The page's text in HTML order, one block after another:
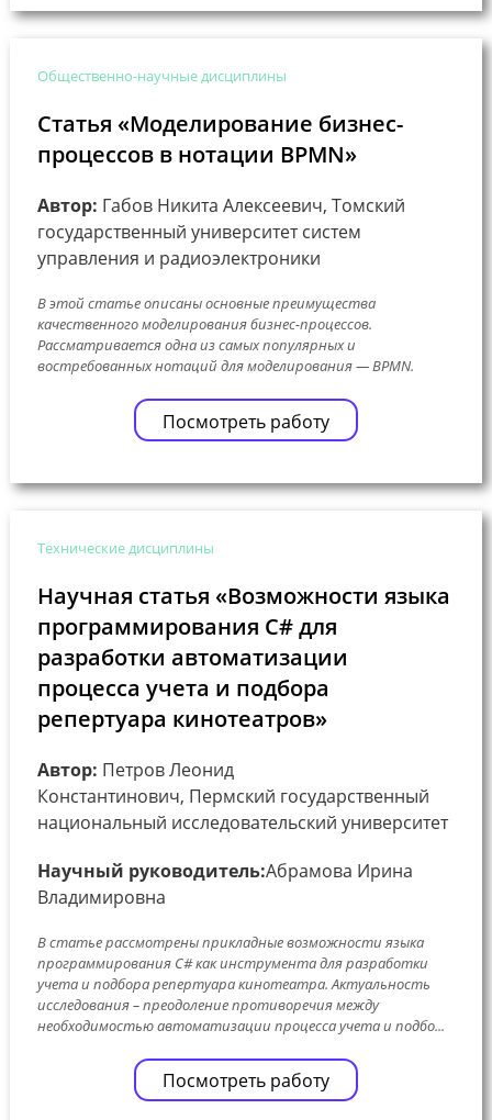
Общественно-научные дисциплины
Статья «Моделирование бизнес-
процессов в нотации BPMN»
Автор: Габов Никита Алексеевич, Томский
государственный университет систем
управления и радиоэлектроники
В этой статье описаны основные преимущества
качественного моделирования бизнес-процессов.
Рассматривается одна из самых популярных и
востребованных нотаций для моделирования — BPMN.
Посмотреть работу
Технические дисциплины
Научная статья «Возможности языка
программирования C# для
разработки автоматизации
процесса учета и подбора
репертуара кинотеатров»
Автор: Петров Леонид
Константинович, Пермский государственный
национальный исследовательский университет
Научный руководитель:Абрамова Ирина
Владимировна
В статье рассмотрены прикладные возможности языка
программирования С# как инструмента для разработки
учета и подбора репертуара кинотеатра. Актуальность
исследования – преодоление противоречия между
необходимостью автоматизации процесса учета и подбо...
Посмотреть работу